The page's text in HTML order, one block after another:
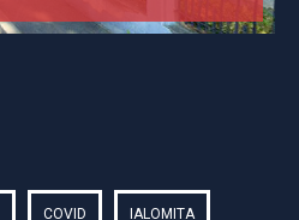
COVID IALOMITA